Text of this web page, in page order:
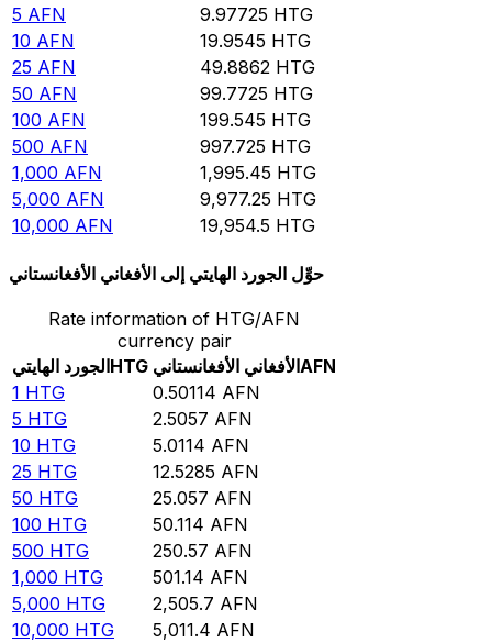
5 AFN 9.97725 HTG
10 AFN 19.9545 HTG
25 AFN 49.8862 HTG
50 AFN 99.7725 HTG
100 AFN 199.545 HTG
500 AFN 997.725 HTG
1,000 AFN 1,995.45 HTG
5,000 AFN 9,977.25 HTG
10,000 AFN 19,954.5 HTG
حوِّل الجورد الهايتي إلى الأفغاني الأفغانستاني
Rate information of HTG/AFN
currency pair
الجورد الهايتيHTG الأفغاني الأفغانستانيAFN
1 HTG 0.50114 AFN
5 HTG 2.5057 AFN
10 HTG 5.0114 AFN
25 HTG 12.5285 AFN
50 HTG 25.057 AFN
100 HTG 50.114 AFN
500 HTG 250.57 AFN
1,000 HTG 501.14 AFN
5,000 HTG 2,505.7 AFN
10,000 HTG 5,011.4 AFN